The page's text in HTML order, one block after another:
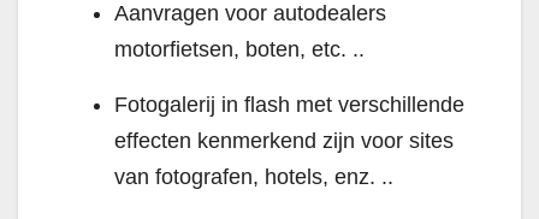
Aanvragen voor autodealers
motorfietsen, boten, etc. ..
Fotogalerij in flash met verschillende
effecten kenmerkend zijn voor sites
van fotografen, hotels, enz. ..